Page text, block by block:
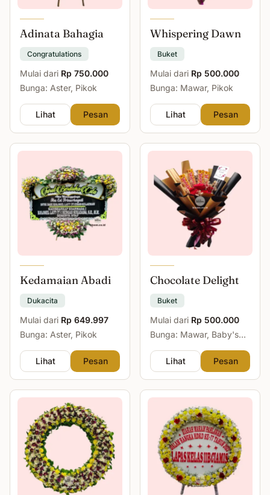
Adinata Bahagia
Congratulations
Mulai dari Rp 750.000
Bunga: Aster, Pikok
Lihat Pesan
Whispering Dawn
Buket
Mulai dari Rp 500.000
Bunga: Mawar, Pikok
Lihat Pesan
Kedamaian Abadi
Dukacita
Mulai dari Rp 649.997
Bunga: Aster, Pikok
Lihat Pesan
Chocolate Delight
Buket
Mulai dari Rp 500.000
Bunga: Mawar, Baby's
Lihat
Pesan